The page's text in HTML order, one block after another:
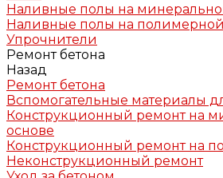
Наливные полы на
Наливные полы на
Упрочнители
Ремонт бетона
Назад
Ремонт бетона
Вспомогательные материалы
Конструкционный ремонт на
основе
Конструкционный ремонт на
Неконструкционный ремонт